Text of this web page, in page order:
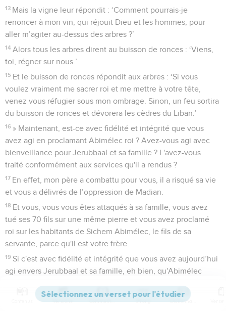
13 Mais la vigne leur répondit : ‘Comment pourrais-je
renoncer à mon vin, qui réjouit Dieu et les hommes, pour
aller m’agiter au-dessus des arbres ?’
14 Alors tous les arbres dirent au buisson de ronces : ‘Viens,
toi, régner sur nous.’
15 Et le buisson de ronces répondit aux arbres : ‘Si vous
voulez vraiment me sacrer roi et me mettre à votre tête,
venez vous réfugier sous mon ombrage. Sinon, un feu sortira
du buisson de ronces et dévorera les cèdres du Liban.’
16 » Maintenant, est-ce avec fidélité et intégrité que vous
avez agi en proclamant Abimélec roi ? Avez-vous agi avec
bienveillance pour Jerubbaal et sa famille ? L'avez-vous
traité conformément aux services qu'il a rendus ?
17 En effet, mon père a combattu pour vous, il a risqué sa vie
et vous a délivrés de l’oppression de Madian.
18 Et vous, vous vous êtes attaqués à sa famille, vous avez
tué ses 70 fils sur une même pierre et vous avez proclamé
roi sur les habitants de Sichem Abimélec, le fils de sa
servante, parce qu'il est votre frère.
19 Si c'est avec fidélité et intégrité que vous avez aujourd’hui
agi envers Jerubbaal et sa famille, eh bien, qu'Abimélec
Sinon, qu'un feu sorte d'Abimélec et dévore les habitants
Versions Commentaires Strong